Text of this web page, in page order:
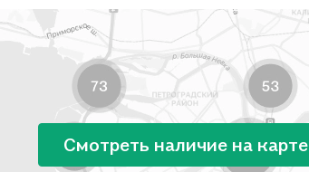
Смотреть наличие на карте